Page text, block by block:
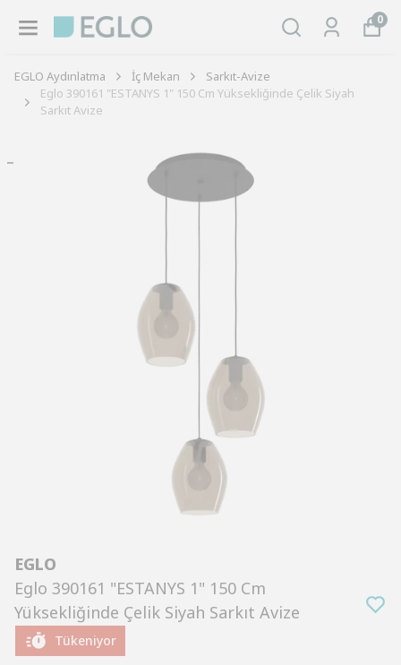
0
EGLO Aydınlatma İç Mekan
Sarkıt-Avize
Eglo 390161 "ESTANYS 1" 150 Cm Yüksekliğinde Çelik Siyah
Sarkıt Avize
EGLO
Eglo 390161 "ESTANYS 1" 150 Cm
Yüksekliğinde Çelik Siyah Sarkıt Avize
Tükeniyor